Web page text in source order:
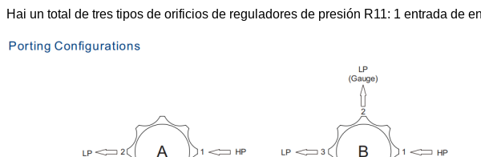
Hai un total de tres tipos de orificios de reguladores de presión R11: 1 entrada de